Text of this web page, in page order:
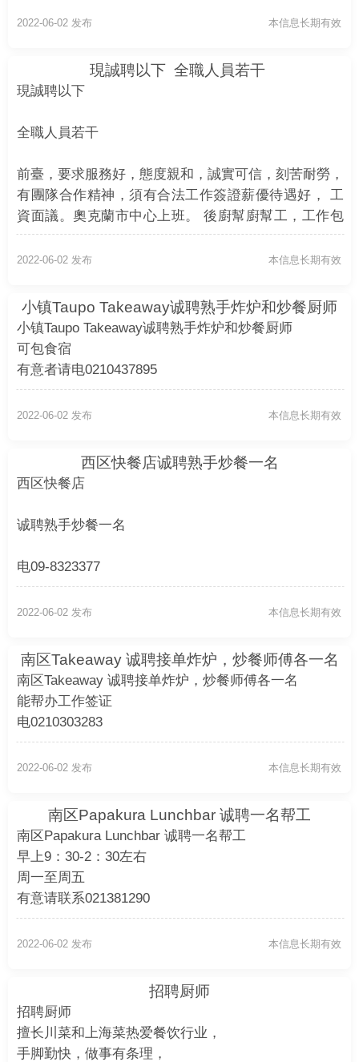
本信息长期有效
2022-06-02 发布
現誠聘以下 全職人員若干
現誠聘以下
全職人員若干
前臺，要求服務好，態度親和，誠實可信，刻苦耐勞，
有團隊合作精神，須有合法工作簽證薪優待遇好， 工
資面議。奧克蘭市中心上班。 後廚幫廚幫工，工作包
括洗碗，切、配等，有廚房經驗者優先，有基礎麵食經
驗者優先，誠實可信，刻苦耐勞，有團隊合作精神，須
上班。 有意者請發短信諮詢。 張先生：02102727567
本信息长期有效
2022-06-02 发布
小镇Taupo Takeaway诚聘熟手炸炉和炒餐厨师
小镇Taupo Takeaway诚聘熟手炸炉和炒餐厨师
可包食宿
有意者请电0210437895
本信息长期有效
2022-06-02 发布
西区快餐店诚聘熟手炒餐一名
西区快餐店
诚聘熟手炒餐一名
电09-8323377
本信息长期有效
2022-06-02 发布
南区Takeaway 诚聘接单炸炉，炒餐师傅各一名
南区Takeaway 诚聘接单炸炉，炒餐师傅各一名
能帮办工作签证
电0210303283
本信息长期有效
2022-06-02 发布
南区Papakura Lunchbar 诚聘一名帮工
南区Papakura Lunchbar 诚聘一名帮工
早上9：30-2：30左右
周一至周五
有意请联系021381290
本信息长期有效
2022-06-02 发布
招聘厨师
招聘厨师
擅长川菜和上海菜热爱餐饮行业，
手脚勤快，做事有条理，